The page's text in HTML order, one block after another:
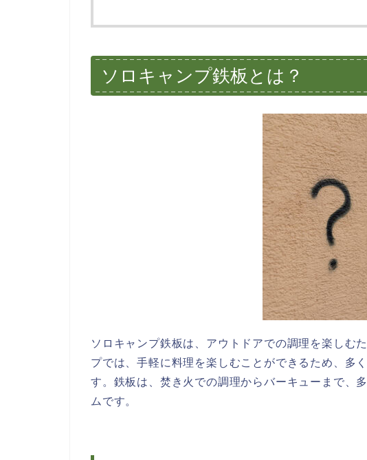
ソロキャンプ鉄板とは？
ソロキャンプ鉄板は、アウトドアでの調理を楽しむ
プでは、手軽に料理を楽しむことができるため、多
す。鉄板は、焚き火での調理からバーキューまで、
ムです。